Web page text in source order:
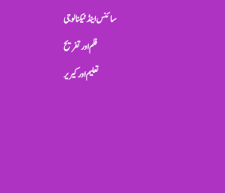
سائنس اینڈ ٹیکنالوجی
فلم اور تفریح
تعلیم اور کیریر